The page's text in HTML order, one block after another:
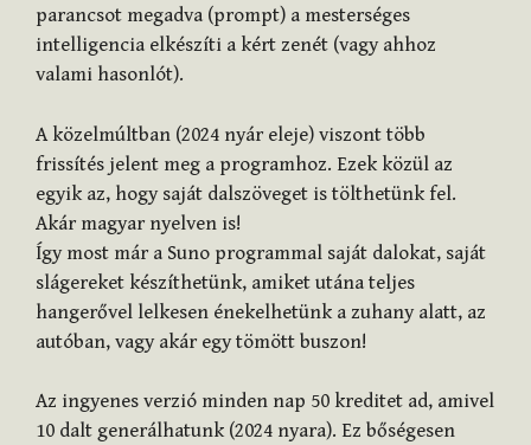
parancsot megadva (prompt) a mesterséges
intelligencia elkészíti a kért zenét (vagy ahhoz
valami hasonlót).
A közelmúltban (2024 nyár eleje) viszont több
frissítés jelent meg a programhoz. Ezek közül az
egyik az, hogy saját dalszöveget is tölthetünk fel.
Akár magyar nyelven is!
Így most már a Suno programmal saját dalokat, saját
slágereket készíthetünk, amiket utána teljes
hangerővel lelkesen énekelhetünk a zuhany alatt, az
autóban, vagy akár egy tömött buszon!
Az ingyenes verzió minden nap 50 kreditet ad, amivel
10 dalt generálhatunk (2024 nyara). Ez bőségesen